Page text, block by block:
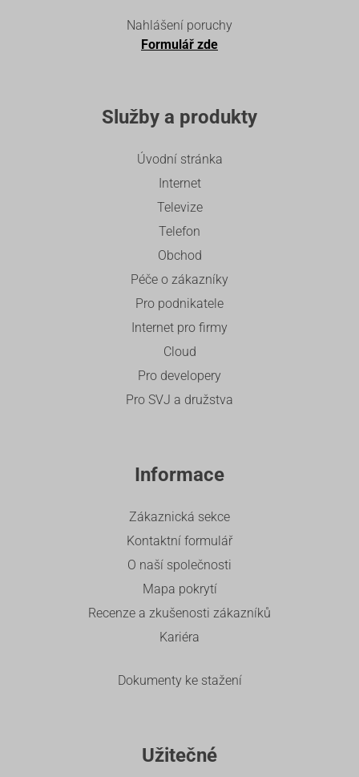
Nahlášení poruchy
Formulář zde
Služby a produkty
Úvodní stránka
Internet
Televize
Telefon
Obchod
Péče o zákazníky
Pro podnikatele
Internet pro firmy
Cloud
Pro developery
Pro SVJ a družstva
Informace
Zákaznická sekce
Kontaktní formulář
O naší společnosti
Mapa pokrytí
Recenze a zkušenosti zákazníků
Kariéra
Dokumenty ke stažení
Užitečné